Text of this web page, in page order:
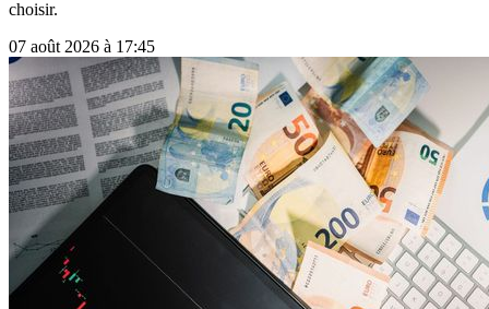
choisir.
07 août 2026 à 17:45